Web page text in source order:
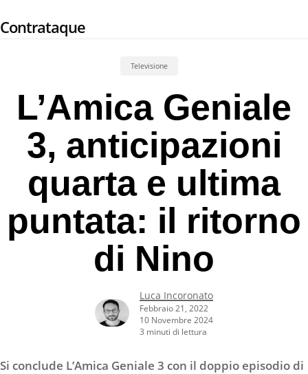
to
Contrataque
Televisione
L’Amica Geniale
3, anticipazioni
quarta e ultima
puntata: il ritorno
di Nino
Luca Incoronato
Febbraio 21, 2022
10 Novembre 2024
3 minuti di lettura
Si conclude L’Amica Geniale 3 con il doppio episodio di